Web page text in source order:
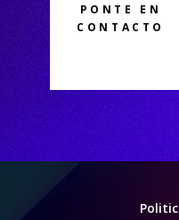
PONTE EN
CONTACTO